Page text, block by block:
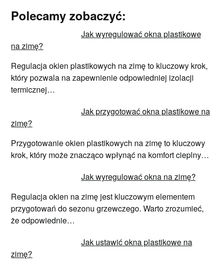
Polecamy zobaczyć:
Jak wyregulować okna plastikowe
na zimę?
Regulacja okien plastikowych na zimę to kluczowy krok,
który pozwala na zapewnienie odpowiedniej izolacji
termicznej…
Jak przygotować okna plastikowe na
zimę?
Przygotowanie okien plastikowych na zimę to kluczowy
krok, który może znacząco wpłynąć na komfort cieplny…
Jak wyregulować okna na zimę?
Regulacja okien na zimę jest kluczowym elementem
przygotowań do sezonu grzewczego. Warto zrozumieć,
że odpowiednie…
Jak ustawić okna plastikowe na
zimę?